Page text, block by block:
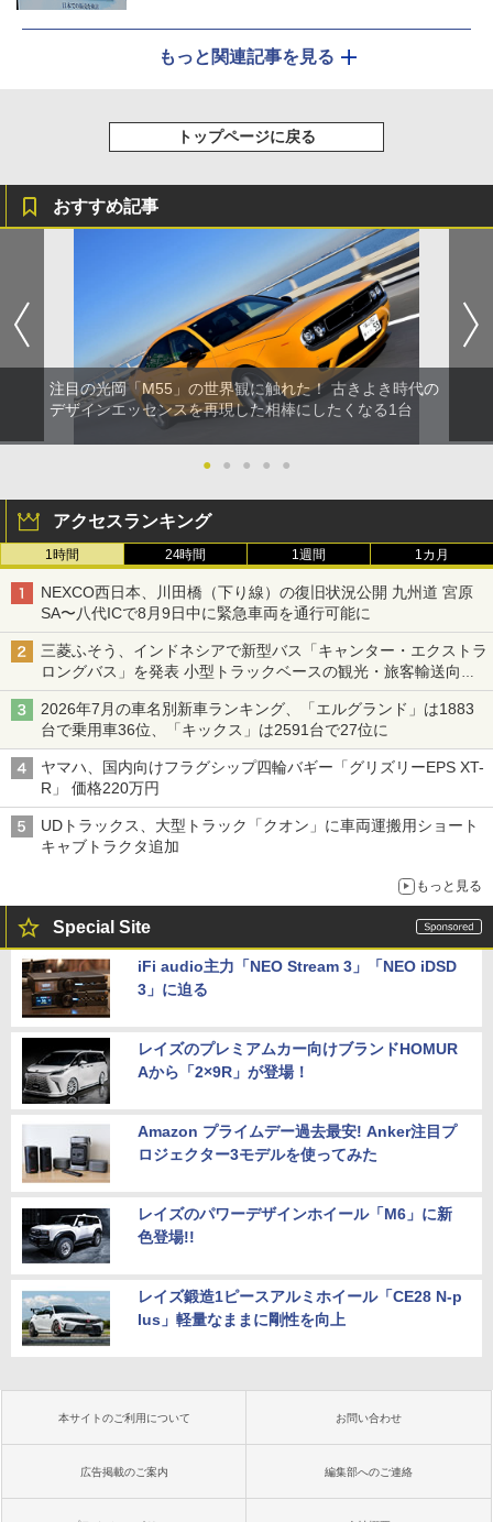
もっと関連記事を見る
トップページに戻る
おすすめ記事
注目の光岡「M55」の世界観に触れた！ 古きよき時代の
デザインエッセンスを再現した相棒にしたくなる1台
● ● ● ● ●
アクセスランキング
1時間 24時間 1週間 1カ月
NEXCO西日本、川田橋（下り線）の復旧状況公開 九州道 宮原
SA〜八代ICで8月9日中に緊急車両を通行可能に
三菱ふそう、インドネシアで新型バス「キャンター・エクストラ
ロングバス」を発表 小型トラックベースの観光・旅客輸送向け
バス
2026年7月の車名別新車ランキング、「エルグランド」は1883
台で乗用車36位、「キックス」は2591台で27位に
ヤマハ、国内向けフラグシップ四輪バギー「グリズリーEPS XT-
R」 価格220万円
UDトラックス、大型トラック「クオン」に車両運搬用ショート
キャブトラクタ追加
もっと見る
Special Site
iFi audio主力「NEO Stream 3」「NEO iDSD
3」に迫る
レイズのプレミアムカー向けブランドHOMUR
Aから「2×9R」が登場！
Amazon プライムデー過去最安! Anker注目プ
ロジェクター3モデルを使ってみた
レイズのパワーデザインホイール「M6」に新
色登場!!
レイズ鍛造1ピースアルミホイール「CE28 N-p
lus」軽量なままに剛性を向上
本サイトのご利用について お問い合わせ
広告掲載のご案内 編集部へのご連絡